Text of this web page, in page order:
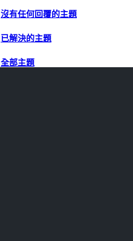
沒有任何回覆的主題
已解決的主題
全部主題